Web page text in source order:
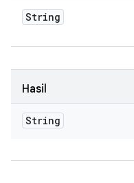
String
Hasil
String